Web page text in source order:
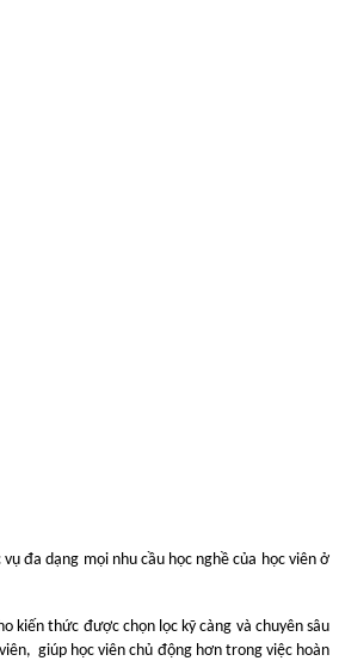
đa dạng mọi nhu cầu học nghề của học viên ở
kiến thức được chọn lọc kỹ càng và chuyên sâu
giúp học viên chủ động hơn trong việc hoàn